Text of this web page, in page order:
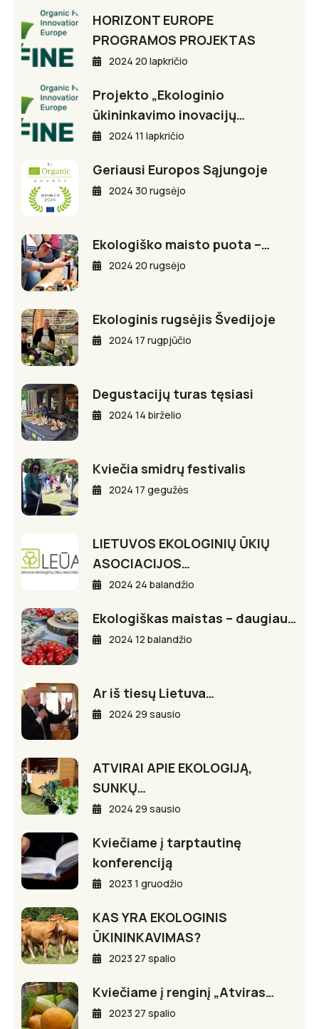
HORIZONT EUROPE
PROGRAMOS PROJEKTAS
2024 20 lapkričio
Projekto „Ekologinio
ūkininkavimo inovacijų…
2024 11 lapkričio
Geriausi Europos Sąjungoje
2024 30 rugsėjo
Ekologiško maisto puota –…
2024 20 rugsėjo
Ekologinis rugsėjis Švedijoje
2024 17 rugpjūčio
Degustacijų turas tęsiasi
2024 14 birželio
Kviečia smidrų festivalis
2024 17 gegužės
LIETUVOS EKOLOGINIŲ ŪKIŲ
ASOCIACIJOS…
2024 24 balandžio
Ekologiškas maistas – daugiau…
2024 12 balandžio
Ar iš tiesų Lietuva…
2024 29 sausio
ATVIRAI APIE EKOLOGIJĄ,
SUNKŲ…
2024 29 sausio
Kviečiame į tarptautinę
konferenciją
2023 1 gruodžio
KAS YRA EKOLOGINIS
ŪKININKAVIMAS?
2023 27 spalio
Kviečiame į renginį „Atviras…
2023 27 spalio